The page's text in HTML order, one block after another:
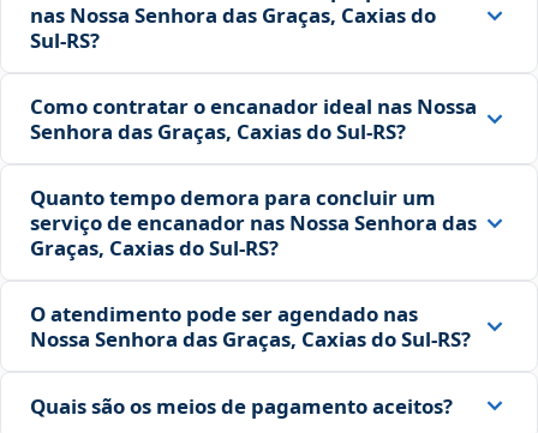
nas Nossa Senhora das Graças, Caxias do
Sul‑RS?
Como contratar o encanador ideal nas Nossa
Senhora das Graças, Caxias do Sul‑RS?
Quanto tempo demora para concluir um
serviço de encanador nas Nossa Senhora das
Graças, Caxias do Sul‑RS?
O atendimento pode ser agendado nas
Nossa Senhora das Graças, Caxias do Sul‑RS?
Quais são os meios de pagamento aceitos?